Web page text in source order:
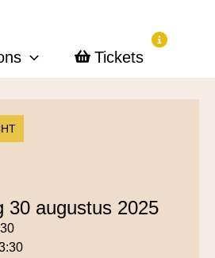
Tickets
30 augustus 2025